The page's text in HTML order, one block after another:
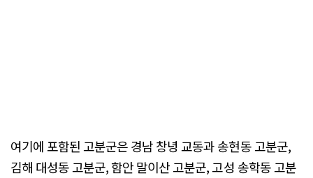
여기에 포함된 고분군은 경남 창녕 교동과 송현동 고분군,
김해 대성동 고분군, 함안 말이산 고분군, 고성 송학동 고분